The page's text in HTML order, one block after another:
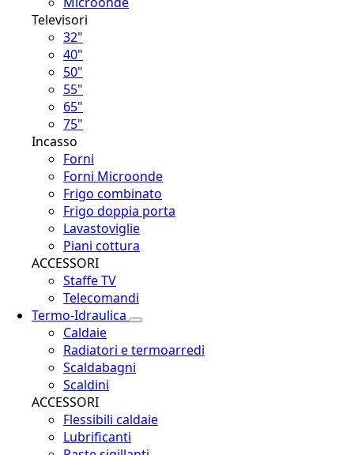
Televisori
32"
40"
50"
55"
65"
75"
Incasso
Forni
Forni Microonde
Frigo combinato
Frigo doppia porta
Lavastoviglie
Piani cottura
ACCESSORI
Staffe TV
Telecomandi
Termo-Idraulica
Caldaie
Radiatori e termoarredi
Scaldabagni
Scaldini
ACCESSORI
Flessibili caldaie
Lubrificanti